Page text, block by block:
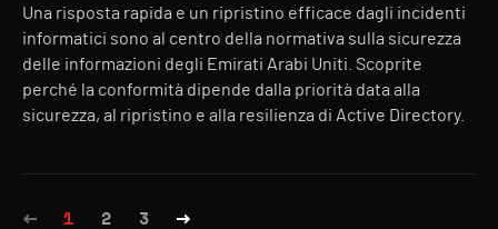
Una risposta rapida e un ripristino efficace dagli incidenti
informatici sono al centro della normativa sulla sicurezza
delle informazioni degli Emirati Arabi Uniti. Scoprite
perché la conformità dipende dalla priorità data alla
sicurezza, al ripristino e alla resilienza di Active Directory.
1 2 3